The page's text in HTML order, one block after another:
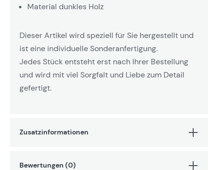
Material dunkles Holz
Dieser Artikel wird speziell für Sie hergestellt und
ist eine individuelle Sonderanfertigung.
Jedes Stück entsteht erst nach Ihrer Bestellung
und wird mit viel Sorgfalt und Liebe zum Detail
gefertigt.
Zusatzinformationen
Bewertungen (0)